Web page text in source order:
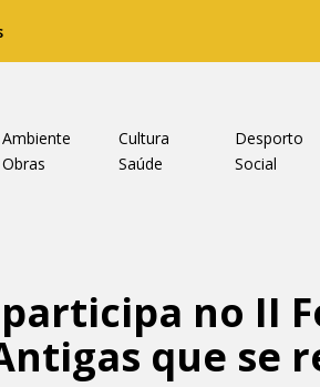
Ambiente Cultura Desporto
Obras
Saúde Social
no II
que se